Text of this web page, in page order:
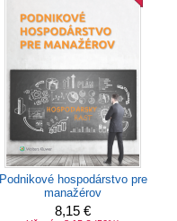
Podnikové hospodárstvo pre
manažérov
8,15 €